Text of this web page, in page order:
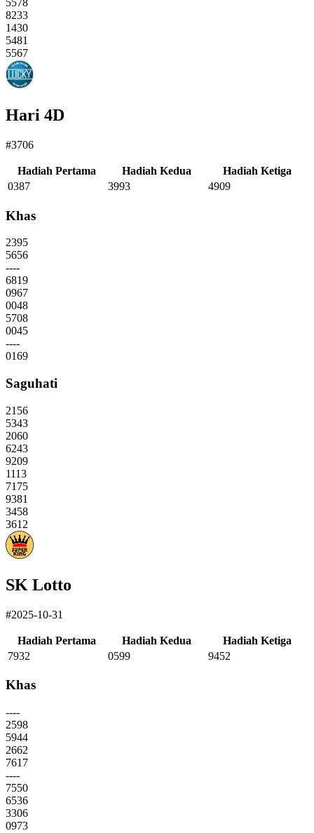
5578
8233
1430
5481
5567
Hari 4D
#3706
Hadiah Pertama Hadiah Kedua
Hadiah Ketiga
0387
3993 4909
Khas
2395
5656
----
6819
0967
0048
5708
0045
----
0169
Saguhati
2156
5343
2060
6243
9209
1113
7175
9381
3458
3612
SK Lotto
#2025-10-31
Hadiah Pertama Hadiah Kedua
Hadiah Ketiga
7932
0599 9452
Khas
----
2598
5944
2662
7617
----
7550
6536
3306
0973